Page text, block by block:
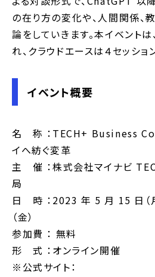
の在り方の変化や、人間関係、
論をしていきます。本イベント
れ、クラウドエースは４セッショ
イベント概要
名 称 ：TECH+ Business
イへ紡ぐ変革
主 催 ：株式会社マイナビ
局
日 時 ：2023 年 5 月 15 日（
（金）
参加費 ： 無料
形 式 ：オンライン開催
※公式サイト：